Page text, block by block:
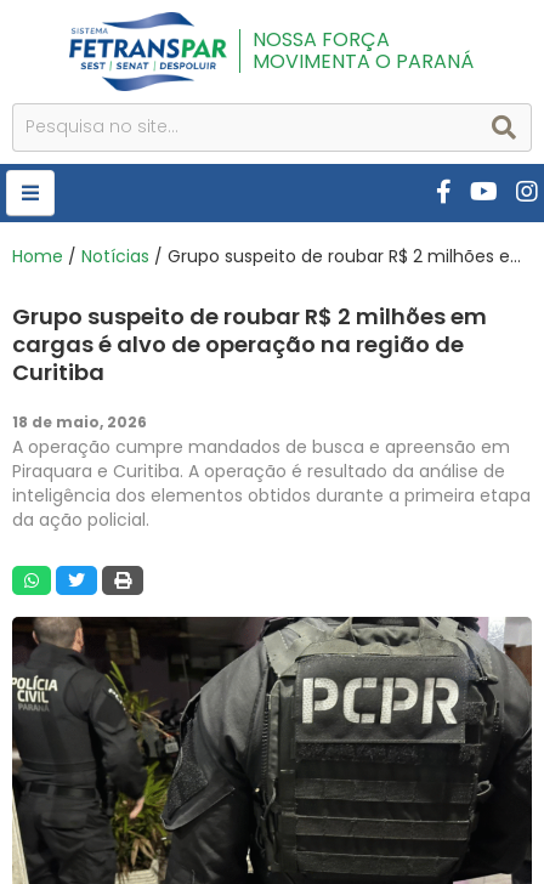
NOSSA FORÇA
MOVIMENTA O PARANÁ
HOME
PUBLICAÇÕES
CURSOS E EVENTOS
SEST SENAT
DESPOLUIR
AR INSTITUTO
RNTRC
CONTATO
Home / Notícias / Grupo suspeito de roubar R$ 2 milhões em cargas é alvo de operação na região de Curitiba
Grupo suspeito de roubar R$ 2 milhões em
cargas é alvo de operação na região de
Curitiba
18 de maio, 2026
A operação cumpre mandados de busca e apreensão em
Piraquara e Curitiba. A operação é resultado da análise de
inteligência dos elementos obtidos durante a primeira etapa
da ação policial.